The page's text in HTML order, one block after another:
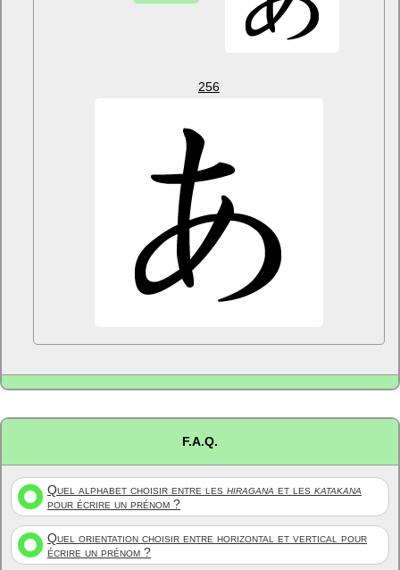
256
F.A.Q.
Quel alphabet choisir entre les hiragana et les katakana
pour écrire un prénom ?
Quel orientation choisir entre horizontal et vertical pour
écrire un prénom ?